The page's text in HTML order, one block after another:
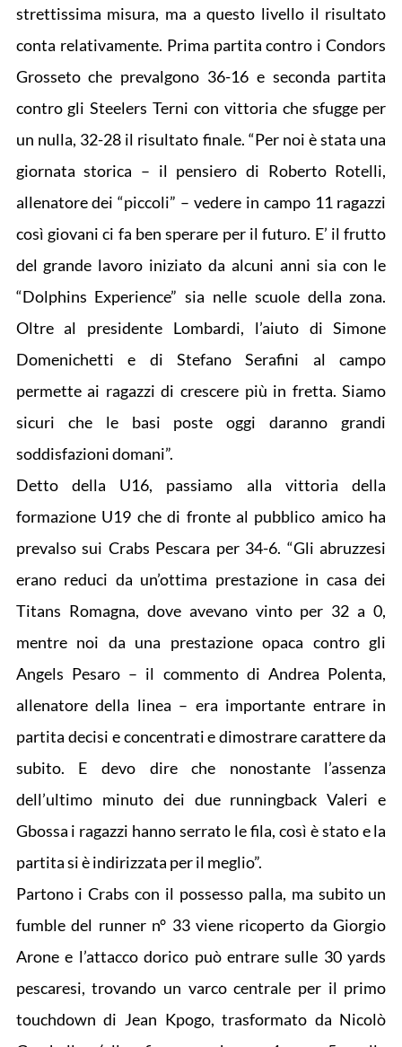
strettissima misura, ma a questo livello il risultato
conta relativamente. Prima partita contro i Condors
Grosseto che prevalgono 36-16 e seconda partita
contro gli Steelers Terni con vittoria che sfugge per
un nulla, 32-28 il risultato finale. “Per noi è stata una
giornata storica – il pensiero di Roberto Rotelli,
allenatore dei “piccoli” – vedere in campo 11 ragazzi
così giovani ci fa ben sperare per il futuro. E’ il frutto
del grande lavoro iniziato da alcuni anni sia con le
“Dolphins Experience” sia nelle scuole della zona.
Oltre al presidente Lombardi, l’aiuto di Simone
Domenichetti e di Stefano Serafini al campo
permette ai ragazzi di crescere più in fretta. Siamo
sicuri che le basi poste oggi daranno grandi
soddisfazioni domani”.
Detto della U16, passiamo alla vittoria della
formazione U19 che di fronte al pubblico amico ha
prevalso sui Crabs Pescara per 34-6. “Gli abruzzesi
erano reduci da un’ottima prestazione in casa dei
Titans Romagna, dove avevano vinto per 32 a 0,
mentre noi da una prestazione opaca contro gli
Angels Pesaro – il commento di Andrea Polenta,
allenatore della linea – era importante entrare in
partita decisi e concentrati e dimostrare carattere da
subito. E devo dire che nonostante l’assenza
dell’ultimo minuto dei due runningback Valeri e
Gbossa i ragazzi hanno serrato le fila, così è stato e la
partita si è indirizzata per il meglio”.
Partono i Crabs con il possesso palla, ma subito un
fumble del runner n° 33 viene ricoperto da Giorgio
Arone e l’attacco dorico può entrare sulle 30 yards
pescaresi, trovando un varco centrale per il primo
touchdown di Jean Kpogo, trasformato da Nicolò